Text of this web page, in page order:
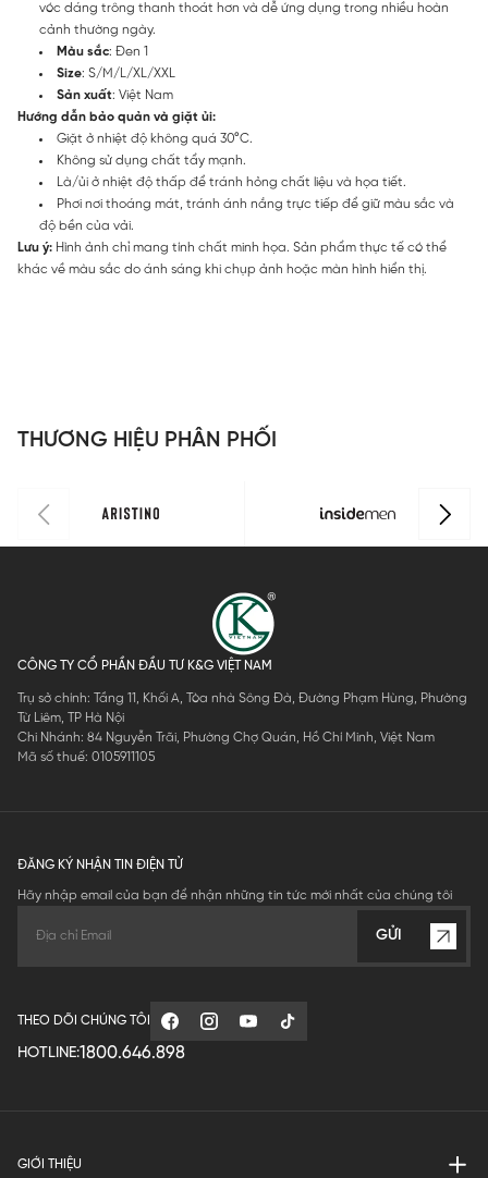
vóc dáng trông thanh thoát hơn và dễ ứng dụng trong nhiều hoàn
cảnh thường ngày.
Màu sắc: Đen 1
Size: S/M/L/XL/XXL
Sản xuất: Việt Nam
Hướng dẫn bảo quản và giặt ủi:
Giặt ở nhiệt độ không quá 30°C.
Không sử dụng chất tẩy mạnh.
Là/ủi ở nhiệt độ thấp để tránh hỏng chất liệu và họa tiết.
Phơi nơi thoáng mát, tránh ánh nắng trực tiếp để giữ màu sắc và
độ bền của vải.
Lưu ý: Hình ảnh chỉ mang tính chất minh họa. Sản phẩm thực tế có thể
khác về màu sắc do ánh sáng khi chụp ảnh hoặc màn hình hiển thị.
THƯƠNG HIỆU PHÂN PHỐI
CÔNG TY CỔ PHẦN ĐẦU TƯ K&G VIỆT NAM
Trụ sở chính: Tầng 11, Khối A, Tòa nhà Sông Đà, Đường Phạm Hùng, Phường
Từ Liêm, TP Hà Nội
Chi Nhánh: 84 Nguyễn Trãi, Phường Chợ Quán, Hồ Chí Minh, Việt Nam
Mã số thuế: 0105911105
ĐĂNG KÝ NHẬN TIN ĐIỆN TỬ
Hãy nhập email của bạn để nhận những tin tức mới nhất của chúng tôi
GỬI
THEO DÕI CHÚNG TÔI
HOTLINE:1800.646.898
GIỚI THIỆU